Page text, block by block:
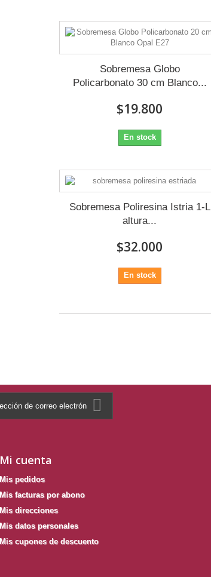
Sobremesa Globo
Policarbonato 30 cm Blanco...
$19.800
En stock
Sobremesa Poliresina Istria 1-L
altura...
$32.000
En stock
Mi cuenta
Mis pedidos
Mis facturas por abono
Mis direcciones
Mis datos personales
Mis cupones de descuento